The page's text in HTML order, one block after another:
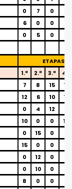
0 7 0
6 0 0
0 5 0
ETAPAS
1.ª 2.ª 3.ª
4.ª
7 8 15
15
12 6 10
12
0 4 12
10 0 0
10
0 15 0
15 0 0
0 12 0
0 10 0
8 0 0